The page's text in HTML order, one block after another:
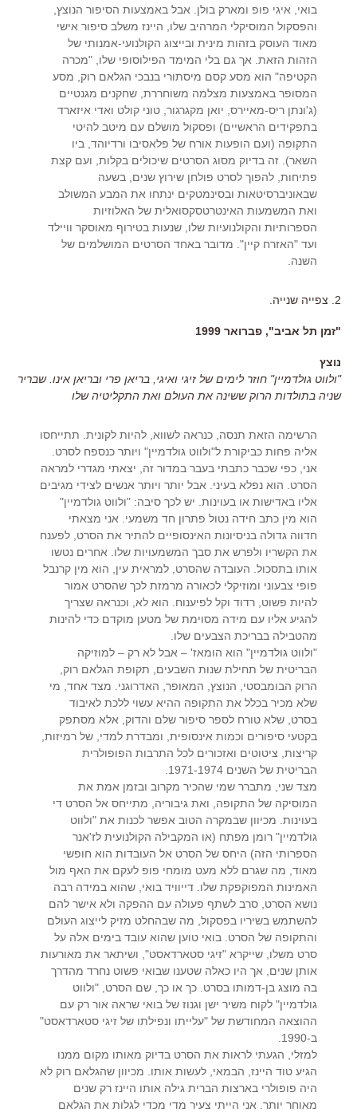
בואי, איגי פופ ומארק בולן. אבל באמצעות הסיפור הנוצץ,
והפסקול המוסיקלי המרהיב שלו, היינז משלב סיפור אישי
מאוד העוסק בזהות מינית ובייצוג הקולנועי-אמנותי של
הזהות הזאת. אך גם בלי המימד הפילוסופי שלו, "מכרה
הקטיפה" הוא מסע קסם מיסתורי בנבכי הגלאם רוק, מסע
המסופר באמצעות מצלמה משוחררת, שחקנים מגנטיים
(ג'ונתן ריס-מאיירס, יואן מקגרגור, טוני קולט ואדי איזארד
בתפקידים הראשיים) ופסקול מושלם עם מיטב להיטי
התקופה (ועם הופעות אורח של פלאסיבו ורדיוהד, ביו
השאר). זה בדיוק מסוג הסרטים שיכולים בקלות, ועם קצת
פתיחות, להפוך לסרט פולחן שירוץ שנים, בשעה
שבאוניברסיטאות ובסינמטקים ינתחו את המבע המשולב
ואת המשמעות האינטרטסקסואלית של האלוזיות
הספרותיות והקולנועיות שלו, שנעות בטירוף מאוסקר וויילד
ועד "האזרח קיין". מדובר באחד הסרטים המושלמים של
השנה.
2. צפייה שנייה.
"זמן תל אביב", פברואר 1999
נוצץ
"ולווט גולדמיין" חוזר לימים של זיגי ואיגי, בריאן פרי ובריאן אינו. שבריר
שניה בתולדות הרוק ששינה את העולם ואת התקליטיה שלו
הרשימה הזאת תנסה, כנראה לשווא, להיות לקונית. תתייחסו
אליה פחות כביקורת ל"ולווט גולדמיין" ויותר כנספח לסרט.
אני, כפי שכבר כתבתי בעבר במדור זה, יצאתי מגדרי למראה
הסרט. הוא נפלא בעיני. אבל יותר ויותר אנשים לצידי מגיבים
אליו באדישות או בעוינות. יש לכך סיבה: "ולווט גולדמיין"
הוא מין כתב חידה נטול פתרון חד משמעי. אני מצאתי
חדווה גדולה בניסיונות האינסופיים להתיר את הסרט, לפענח
את הקשריו ולפרש את סבך המשמעויות שלו. אחרים נטשו
אותו בתסכול. העובדה שהסרט, למראית עין, הוא מין קרנבל
פופי צבעוני ומוזיקלי לכאורה מרמזת לכך שהסרט אמור
להיות פשוט, רדוד וקל לפיענוח. הוא לא, וכנראה שצריך
להגיע אליו עם מידה מסוימת של מטען מוקדם כדי להינות
מהטבילה בבריכת הצבעים שלו.
"ולווט גולדמיין" הוא הומאז' – אבל לא רק – למוזיקה
הבריטית של תחילת שנות השבעים, תקופת הגלאם רוק,
הרוק הבומבסטי, הנוצץ, המאופר, האדרוגני. מצד אחד, מי
שלא מכיר בכלל את התקופה ההיא עשוי ללכת לאיבוד
בסרט, שלא טורח לספר סיפור שלם והדוק, אלא מסתפק
בקטעי סיפורים וכמות אינסופית, ומבדרת למדי, של רמיזות,
קריצות, ציטוטים ואזכורים לכל התרבות הפופולרית
הבריטית של השנים 1971-1974.
מצד שני, מתברר שמי שהכיר מקרוב ובזמן אמת את
המוסיקה של התקופה, ואת גיבוריה, מתייחס אל הסרט די
בעוינות. מכיוון שבמקרה הטוב אפשר לכנות את "ולווט
גולדמיין" רומן מפתח (או המקבילה הקולנועית לז'אנר
הספרותי הזה) היחס של הסרט אל העובדות הוא חופשי
מאוד, מה שגרם ללא מעט מומחי פופ לעקם את האף מול
האמינות המפוקפקת שלו. דייוויד בואי, שהוא במידה רבה
נושא הסרט, סרב לשתף פעולה עם ההפקה ולא אישר להם
להשתמש בשיריו בפסקול, מה שבהחלט מזיק לייצוג העולם
והתקופה של הסרט. בואי טוען שהוא עובד בימים אלה על
סרט משלו, שייקרא "זיגי סטארדאסט", ושיתאר את מאורעות
אותן שנים, אך היו כאלה שטענו שבואי פשוט נחרד מהדרך
בה מוצג בן-דמותו בסרט. כך או כך, שם הסרט, "ולווט
גולדמיין" לקוח משיר ישן וגנוז של בואי שראה אור רק עם
ההוצאה המחודשת של "עלייתו ונפילתו של זיגי סטארדאסט"
ב-1990.
למזלי, הגעתי לראות את הסרט בדיוק מאותו מקום ממנו
הגיע טוד היינז, הבמאי, לעשות אותו. מכיוון שהגלאם רוק לא
היה פופולרי בארצות הברית גילה אותו היינז רק שנים
מאוחר יותר. אני הייתי צעיר מדי מכדי לגלות את הגלאם